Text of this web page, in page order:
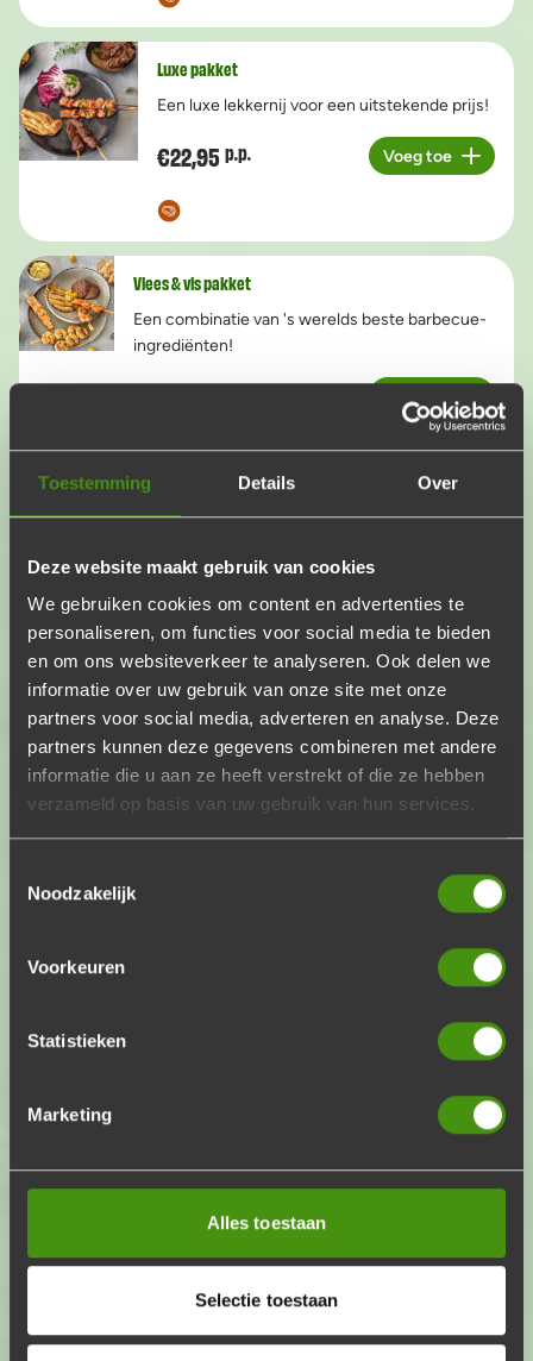
Toestemming Details Over
Deze website maakt gebruik van cookies
We gebruiken cookies om content en advertenties te
personaliseren, om functies voor social media te bieden
en om ons websiteverkeer te analyseren. Ook delen we
informatie over uw gebruik van onze site met onze
partners voor social media, adverteren en analyse. Deze
partners kunnen deze gegevens combineren met andere
informatie die u aan ze heeft verstrekt of die ze hebben
verzameld op basis van uw gebruik van hun services.
Noodzakelijk
Voorkeuren
Statistieken
Marketing
Alles toestaan
Selectie toestaan
Luxe pakket
Een luxe lekkernij voor een uitstekende prijs!
€22,95 p.p.
Aantal
Voeg toe
Vlees & vis pakket
Een combinatie van 's werelds beste barbecue-
ingrediënten!
Aantal
Halal pakket
Geniet van een halalbarbecue als ooit
€22,95 p.p. Voeg toe
Kinder pakket
De lekkerste barbecue voor onze kleintjes!
€14,50 p.p.
Een vegetarische barbecue, perfect van
Voeg toe
Allergeenvrij pakket